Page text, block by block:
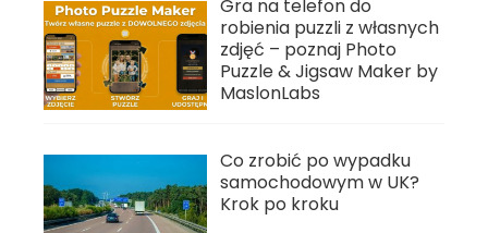
Gra na telefon do
robienia puzzli z własnych
zdjęć – poznaj Photo
Puzzle & Jigsaw Maker by
MaslonLabs
Co zrobić po wypadku
samochodowym w UK?
Krok po kroku